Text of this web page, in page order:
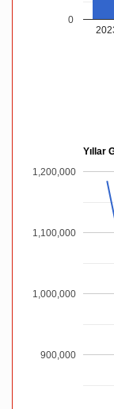
0
Yıllar
900,000
1,000,000
1,100,000
1,200,000